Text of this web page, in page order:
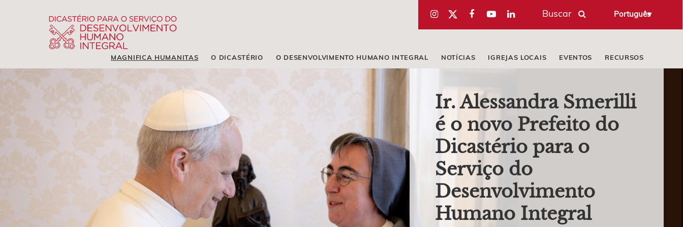
Buscar Português
MAGNIFICA HUMANITAS O DICASTÉRIO O DESENVOLVIMENTO HUMANO INTEGRAL NOTÍCIAS IGREJAS LOCAIS EVENTOS RECURSOS
Ir. Alessandra Smerilli
é o novo Prefeito do
Dicastério para o
Serviço do
Desenvolvimento
Humano Integral